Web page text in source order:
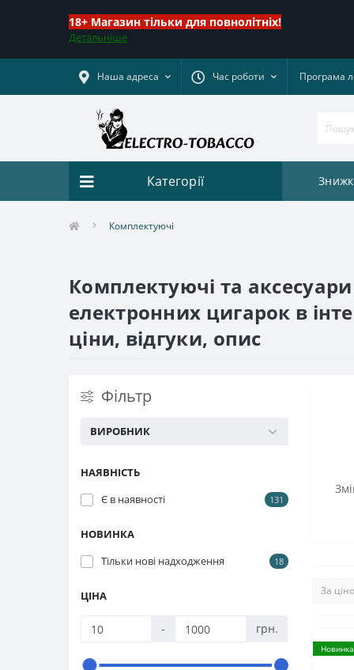
18+ Магазин тільки для повнолітніх!
Детальніше
Наша адреса Час роботи Програма
Категорії
Комплектуючі
Комплектуючі та
електронних цигарок в
ціни, відгуки, опис
Фільтр
ВИРОБНИК
НАЯВНІСТЬ
Є в наявності
131
НОВИНКА
Тільки нові надходження
18
ЦІНА
- грн.
Новинка